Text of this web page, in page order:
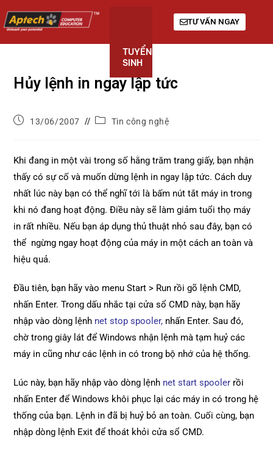
TUYỂN
SINH
TƯ VẤN NGAY
Hủy lệnh in ngay lập tức
13/06/2007 Tin công nghệ
Khi đang in một vài trong số hằng trăm trang giấy, bạn nhận
thấy có sự cố và muốn dừng lệnh in ngay lập tức. Cách duy
nhất lúc này bạn có thể nghĩ tới là bấm nút tắt máy in trong
khi nó đang hoạt động. Điều này sẽ làm giảm tuổi thọ máy
in rất nhiều. Nếu bạn áp dụng thủ thuật nhỏ sau đây, bạn có
thể ngừng ngay hoạt động của máy in một cách an toàn và
hiệu quả.
Đầu tiên, bạn hãy vào menu Start > Run rồi gõ lệnh CMD,
nhấn Enter. Trong dấu nhắc tại cửa sổ CMD này, bạn hãy
nhập vào dòng lệnh net stop spooler, nhấn Enter. Sau đó,
chờ trong giây lát để Windows nhận lệnh mà tạm huỷ các
máy in cũng như các lệnh in có trong bộ nhớ của hệ thống.
Lúc này, bạn hãy nhập vào dòng lệnh net start spooler rồi
nhấn Enter để Windows khôi phục lại các máy in có trong hệ
thống của bạn. Lệnh in đã bị huỷ bỏ an toàn. Cuối cùng, bạn
nhập dòng lệnh Exit để thoát khỏi cửa sổ CMD.